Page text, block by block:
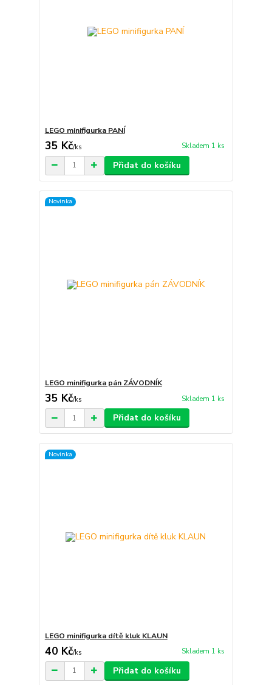
LEGO minifigurka PANÍ
35 Kč/ks Skladem 1 ks
Přidat do košíku
Novinka
LEGO minifigurka pán ZÁVODNÍK
35 Kč/ks Skladem 1 ks
Přidat do košíku
Novinka
LEGO minifigurka dítě kluk KLAUN
40 Kč/ks Skladem 1 ks
Přidat do košíku